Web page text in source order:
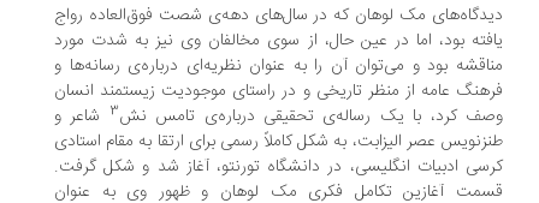
مک لوهان که در سال‌های دهه‌ی شصت فوق‌العاده رواج
بود، اما در عین حال، از سوی مخالفان وی نیز به شدت مورد
بود و می‌توان آن را به عنوان نظریه‌ای درباره‌ی رسانه‌ها و
عامه از منظر تاریخی و در راستای موجودیت زیستمند انسان
کرد، با یک رساله‌ی تحقیقی درباره‌ی تامس نش
شاعر و
عصر الیزابت، به شکل کاملاً رسمی برای ارتقا به مقام استادی
ادبیات انگلیسی، در دانشگاه تورنتو، آغاز شد و شکل گرفت.
آغازین تکامل فکری مک لوهان و ظهور وی به عنوان